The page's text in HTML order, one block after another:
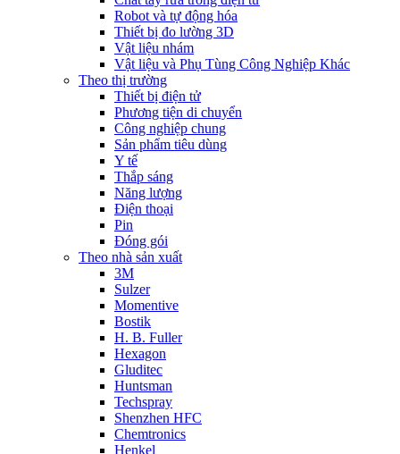
Robot và tự động hóa
Thiết bị đo lường 3D
Vật liệu nhám
Vật liệu và Phụ Tùng Công Nghiệp Khác
Theo thị trường
Thiết bị điện tử
Phương tiện di chuyển
Công nghiệp chung
Sản phẩm tiêu dùng
Y tế
Thắp sáng
Năng lượng
Điện thoại
Pin
Đóng gói
Theo nhà sản xuất
3M
Sulzer
Momentive
Bostik
H. B. Fuller
Hexagon
Gluditec
Huntsman
Techspray
Shenzhen HFC
Chemtronics
Henkel